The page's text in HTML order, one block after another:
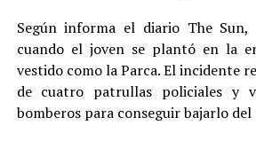
Según informa el diario The
cuando el joven se plantó en la
vestido como la Parca. El incidente
de cuatro patrullas policiales y
bomberos para conseguir bajarlo del